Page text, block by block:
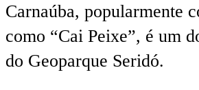
Carnaúba, popularmente
como “Cai Peixe”, é um
do Geoparque Seridó.